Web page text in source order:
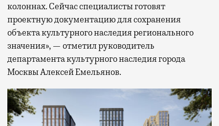
колоннах. Сейчас специалисты готовят
проектную документацию для сохранения
объекта культурного наследия регионального
значения», — отметил руководитель
департамента культурного наследия города
Москвы Алексей Емельянов.